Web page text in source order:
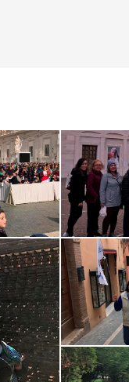
Excelente empresa, muy bien
organizados y todo lo que
lo cumplen, su Director es
lí...
TRIPADVISOR
2019-11-10